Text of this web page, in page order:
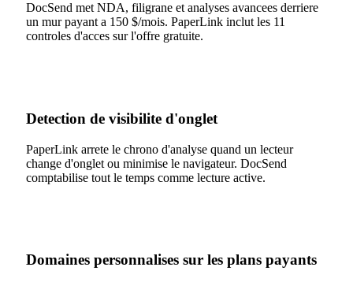
DocSend met NDA, filigrane et analyses avancees derriere
un mur payant a 150 $/mois. PaperLink inclut les 11
controles d'acces sur l'offre gratuite.
Detection de visibilite d'onglet
PaperLink arrete le chrono d'analyse quand un lecteur
change d'onglet ou minimise le navigateur. DocSend
comptabilise tout le temps comme lecture active.
Domaines personnalises sur les plans payants